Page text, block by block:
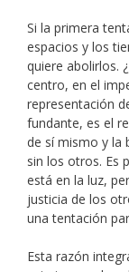
Si la primera
espacios y los
quiere abolirlos.
centro, en el
representación
fundante, es el
de sí mismo y la
sin los otros. Es
está en la luz,
justicia de los
una tentación
Esta razón